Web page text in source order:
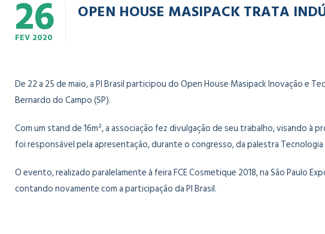
26
FEV 2020
OPEN HOUSE MASIPACK TRATA
De 22 a 25 de maio, a PI Brasil participou do Open House Masipack Inovação e
Bernardo do Campo (SP).
Com um stand de 16m², a associação fez divulgação de seu trabalho, visando à
foi responsável pela apresentação, durante o congresso, da palestra
O evento, realizado paralelamente à feira FCE Cosmetique 2018, na São Paulo
contando novamente com a participação da PI Brasil.